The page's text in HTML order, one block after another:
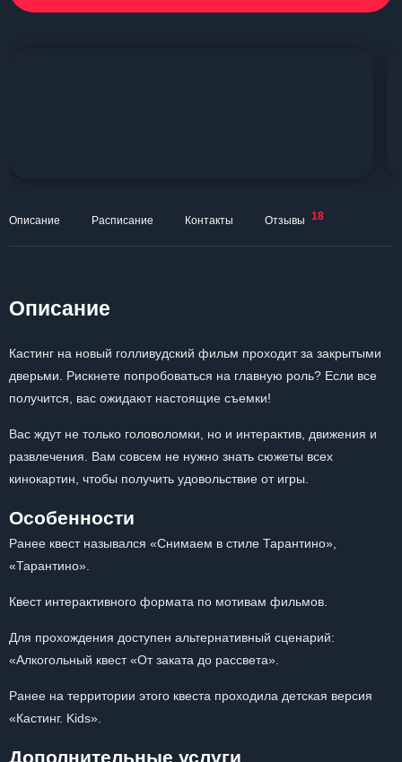
Описание Расписание Контакты Отзывы 18
Описание
Кастинг на новый голливудский фильм проходит за закрытыми
дверьми. Рискнете попробоваться на главную роль? Если все
получится, вас ожидают настоящие съемки!
Вас ждут не только головоломки, но и интерактив, движения и
развлечения. Вам совсем не нужно знать сюжеты всех
кинокартин, чтобы получить удовольствие от игры.
Особенности
Ранее квест назывался «Снимаем в стиле Тарантино»,
«Тарантино».
Квест интерактивного формата по мотивам фильмов.
Для прохождения доступен альтернативный сценарий:
«Алкогольный квест «От заката до рассвета».
Ранее на территории этого квеста проходила детская версия
«Кастинг. Kids».
Дополнительные услуги